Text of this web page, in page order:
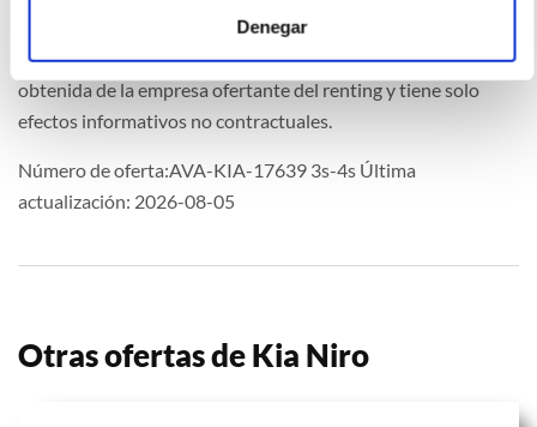
Denegar
La imagen del coche puede no coincidir con el vehículo
ofertado. Los datos y la información publicada ha sido
obtenida de la empresa ofertante del renting y tiene solo
efectos informativos no contractuales.
Número de oferta:AVA-KIA-17639 3s-4s Última
actualización: 2026-08-05
Otras ofertas de Kia Niro